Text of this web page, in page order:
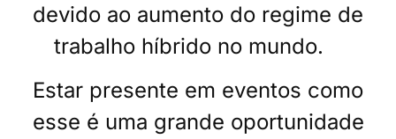
devido ao aumento do regime de
trabalho híbrido no mundo.
Estar presente em eventos como
esse é uma grande oportunidade